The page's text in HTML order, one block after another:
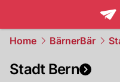
Home BärnerBär
Stadt Bern